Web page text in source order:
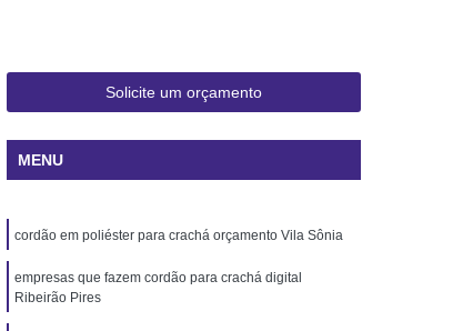
Janeiro
Catarina
Cordão de Crachá
Cordão para Crachá Digital
Cordão Poliéster para Crachá
para Crachá
Santa Catarina
Solicite um orçamento
MENU
cordão em poliéster para crachá orçamento Vila Sônia
empresas que fazem cordão para crachá digital
Ribeirão Pires